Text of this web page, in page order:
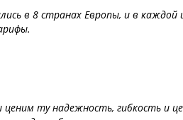
в 8 странах Европы, и в каждой
ту надежность, гибкость и